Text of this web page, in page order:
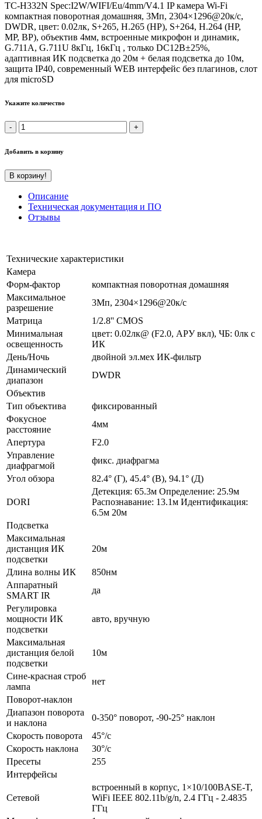
TC-H332N Spec:I2W/WIFI/Eu/4mm/V4.1 IP камера Wi-Fi
компактная поворотная домашняя, 3Мп, 2304×1296@20к/c,
DWDR, цвет: 0.02лк, S+265, H.265 (HP), S+264, H.264 (HP,
MP, BP), объектив 4мм, встроенные микрофон и динамик,
G.711A, G.711U 8кГц, 16кГц , только DC12В±25%,
адаптивная ИК подсветка до 20м + белая подсветка до 10м,
защита IP40, современный WEB интерфейс без плагинов, слот
для microSD
Укажите количество
Добавить в корзину
В корзину!
Описание
Техническая документация и ПО
Отзывы
Технические характеристики
Камера
Форм-фактор
компактная поворотная домашняя
Максимальное
разрешение
3Мп, 2304×1296@20к/c
Матрица
1/2.8'' CMOS
Минимальная
освещенность
цвет: 0.02лк@ (F2.0, АРУ вкл), ЧБ: 0лк с
ИК
День/Ночь
двойной эл.мех ИК-фильтр
Динамический
диапазон
DWDR
Объектив
Тип объектива
фиксированный
Фокусное
расстояние
4мм
Апертура
F2.0
Управление
диафрагмой
фикс. диафрагма
Угол обзора
82.4° (Г), 45.4° (В), 94.1° (Д)
DORI
Детекция: 65.3м Определение: 25.9м
Распознавание: 13.1м Идентификация:
6.5м 20м
Подсветка
Максимальная
дистанция ИК
подсветки
20м
Длина волны ИК
850нм
Аппаратный
SMART IR
да
Регулировка
мощности ИК
подсветки
авто, вручную
Максимальная
дистанция белой
подсветки
10м
Сине-красная строб
лампа
нет
Поворот-наклон
Диапазон поворота
и наклона
0-350° поворот, -90-25° наклон
Скорость поворота
45°/с
Скорость наклона
30°/с
Пресеты
255
Интерфейсы
Сетевой
встроенный в корпус, 1×10/100BASE-T,
WiFi IEEE 802.11b/g/n, 2.4 ГГц - 2.4835
ГГц